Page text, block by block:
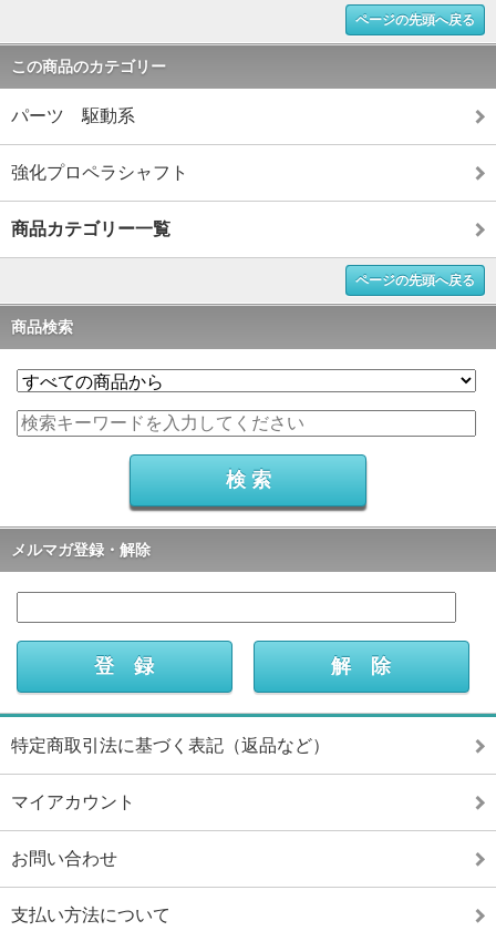
ページの先頭へ戻る
この商品のカテゴリー
パーツ 駆動系
強化プロペラシャフト
商品カテゴリー一覧
ページの先頭へ戻る
商品検索
メルマガ登録・解除
特定商取引法に基づく表記（返品など）
マイアカウント
お問い合わせ
支払い方法について